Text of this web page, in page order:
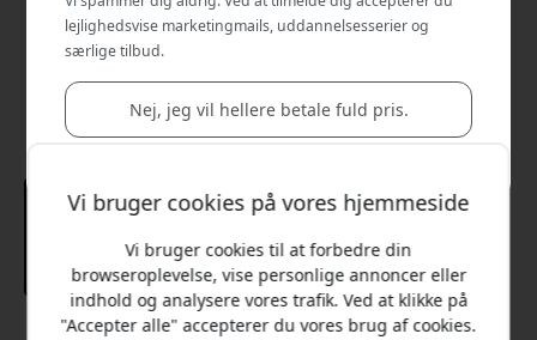
Vi bruger cookies på vores hjemmeside
Vi bruger cookies til at forbedre din
browseroplevelse, vise personlige annoncer eller
indhold og analysere vores trafik. Ved at klikke på
"Accepter alle" accepterer du vores brug af cookies.
lejlighedsvise marketingmails, uddannelsesserier og
særlige tilbud.
Nej, jeg vil hellere betale fuld pris.